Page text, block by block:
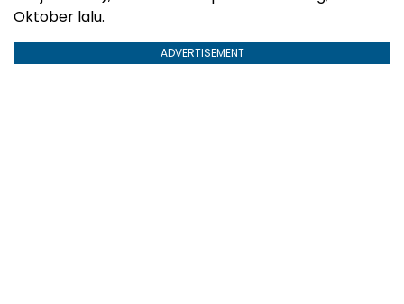
Oktober lalu.
ADVERTISEMENT